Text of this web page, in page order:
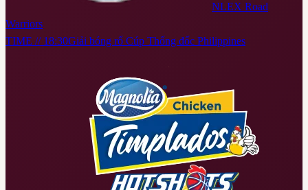
NLEX Road
Warriors
TIME // 18:30Giải bóng rổ Cúp Thống đốc Philippines